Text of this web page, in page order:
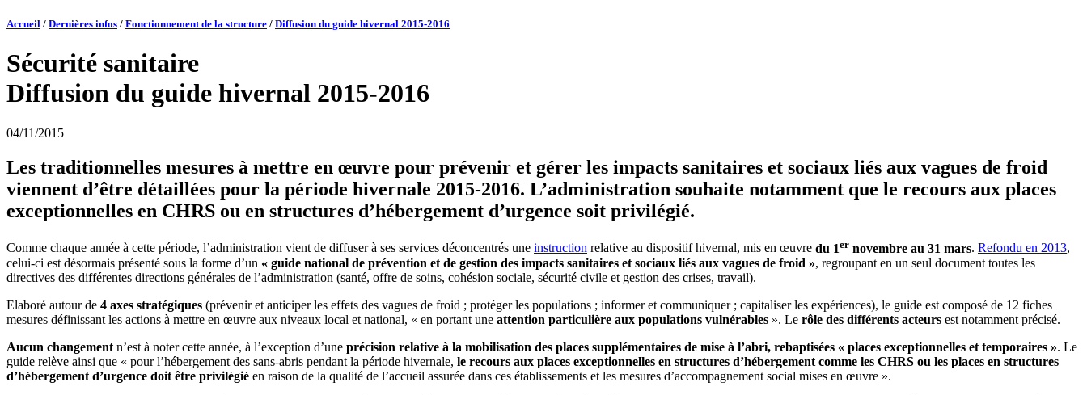
Accueil / Dernières infos / Fonctionnement de la structure / Diffusion du guide hivernal 2015-2016
Sécurité sanitaire
Diffusion du guide hivernal 2015-2016
04/11/2015
Les traditionnelles mesures à mettre en œuvre pour prévenir et gérer les impacts sanitaires et sociaux liés aux vagues de froid
viennent d’être détaillées pour la période hivernale 2015-2016. L’administration souhaite notamment que le recours aux places
exceptionnelles en CHRS ou en structures d’hébergement d’urgence soit privilégié.
Comme chaque année à cette période, l’administration vient de diffuser à ses services déconcentrés une instruction relative au dispositif hivernal, mis en œuvre du 1er novembre au 31 mars. Refondu en 2013,
celui-ci est désormais présenté sous la forme d’un « guide national de prévention et de gestion des impacts sanitaires et sociaux liés aux vagues de froid », regroupant en un seul document toutes les
directives des différentes directions générales de l’administration (santé, offre de soins, cohésion sociale, sécurité civile et gestion des crises, travail).
Elaboré autour de 4 axes stratégiques (prévenir et anticiper les effets des vagues de froid ; protéger les populations ; informer et communiquer ; capitaliser les expériences), le guide est composé de 12 fiches
mesures définissant les actions à mettre en œuvre aux niveaux local et national, « en portant une attention particulière aux populations vulnérables ». Le rôle des différents acteurs est notamment précisé.
Aucun changement n’est à noter cette année, à l’exception d’une précision relative à la mobilisation des places supplémentaires de mise à l’abri, rebaptisées « places exceptionnelles et temporaires ». Le
guide relève ainsi que « pour l’hébergement des sans-abris pendant la période hivernale, le recours aux places exceptionnelles en structures d’hébergement comme les CHRS ou les places en structures
d’hébergement d’urgence doit être privilégié en raison de la qualité de l’accueil assurée dans ces établissements et les mesures d’accompagnement social mises en œuvre ».